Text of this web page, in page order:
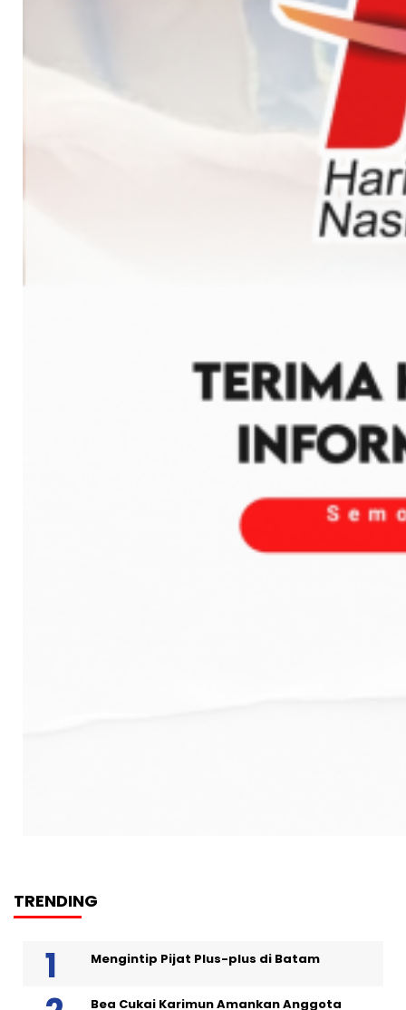
TRENDING
Mengintip Pijat Plus-plus di Batam
Bea Cukai Karimun Amankan Anggota